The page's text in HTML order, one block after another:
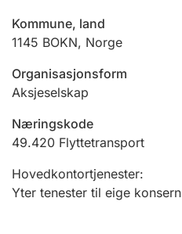
Ektepaktrettleiaren
Andre tema
Kommune, land
1145 BOKN, Norge
Organisasjonsform
Aksjeselskap
Næringskode
49.420 Flyttetransport
Hovedkontortjenester:
Yter tenester til eige konsern